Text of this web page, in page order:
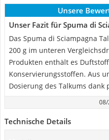
Unsere
Unser Fazit für Spuma di
Das Spuma di Sciampagna
200 g im unteren
Produkten enthält es
Konservierungsstoffen. Aus
Dosierung des Talkums dank
Technische Details